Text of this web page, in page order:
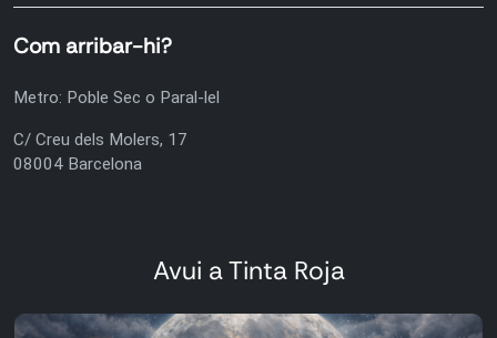
Com arribar-hi?
Metro: Poble Sec o Paral-lel
C/ Creu dels Molers, 17
08004 Barcelona
Avui a Tinta Roja